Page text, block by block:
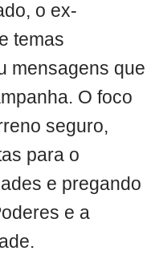
o ex-
temas
mensagens que
O foco
seguro,
para o
e pregando
e a